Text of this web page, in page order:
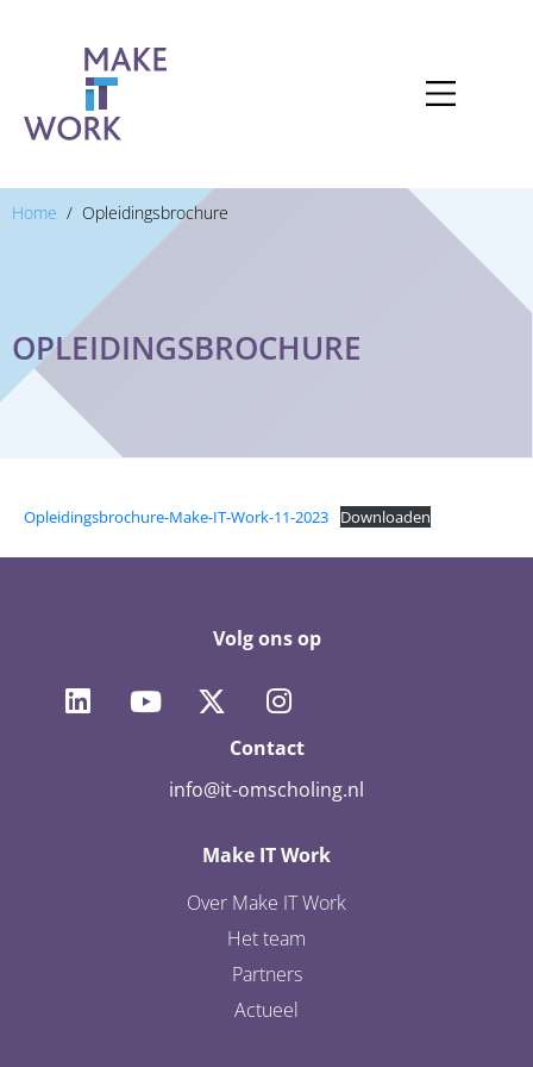
OPLEIDINGSBROCHURE
Home Opleidingsbrochure
Opleidingsbrochure-Make-IT-Work-11-2023 Downloaden
Volg ons op
Contact
info@it-omscholing.nl
Make IT Work
Over Make IT Work
Het team
Partners
Actueel